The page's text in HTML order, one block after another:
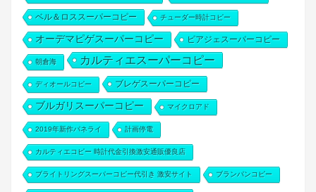
ベル＆ロススーパーコピー チューダー時計コピー
オーデマピゲスーパーコピー ピアジェスーパーコピー
朝倉海 カルティエスーパーコピー
ディオールコピー ブレゲスーパーコピー
ブルガリスーパーコピー マイクロアド
2019年新作パネライ 計画停電
カルティエコピー 時計代金引換激安通販優良店
ブライトリングスーパーコピー代引き 激安サイト ブランパンコピー